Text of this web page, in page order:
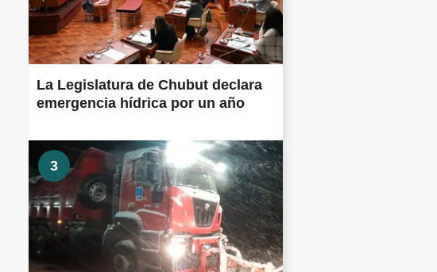
La Legislatura de Chubut declara
emergencia hídrica por un año
3